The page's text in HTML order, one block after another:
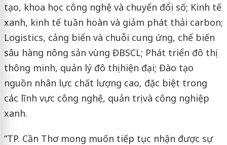
tạo, khoa học công nghệ và chuyển đổi số; Kinh tế
xanh, kinh tế tuần hoàn và giảm phát thải carbon;
Logistics, cảng biển và chuỗi cung ứng, chế biến
sâu hàng nông sản vùng ĐBSCL; Phát triển đô thị
thông minh, quản lý đô thị hiện đại; Đào tạo
nguồn nhân lực chất lượng cao, đặc biệt trong
các lĩnh vực công nghệ, quản trị và công nghiệp
xanh.
“TP. Cần Thơ mong muốn tiếp tục nhận được sự